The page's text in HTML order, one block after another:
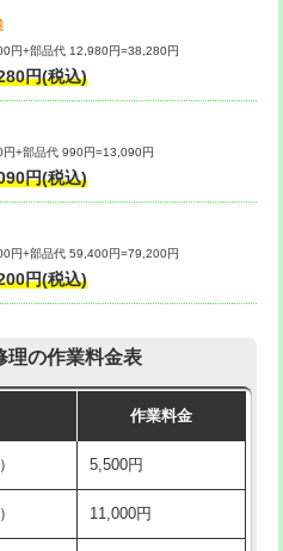
で） 55,000円
/3ｍ超
作業）
27,500円
38,500円
38,500円
ッキ
デッキ
16,500円+材料費
11,000円+材料費
13,200円
16,500円
栓） 16,500円
円+部品代 12,980円=38,280円
円(税込)
+部品代 990円=13,090円
円(税込)
円+部品代 59,400円=79,200円
円(税込)
理の作業料金表
作業料金
5,500円
11,000円